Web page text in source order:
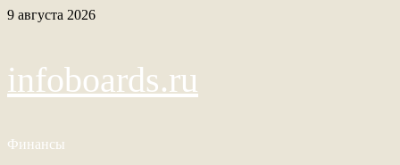
Перейти
9 августа 2026
infoboards.ru
Финансы